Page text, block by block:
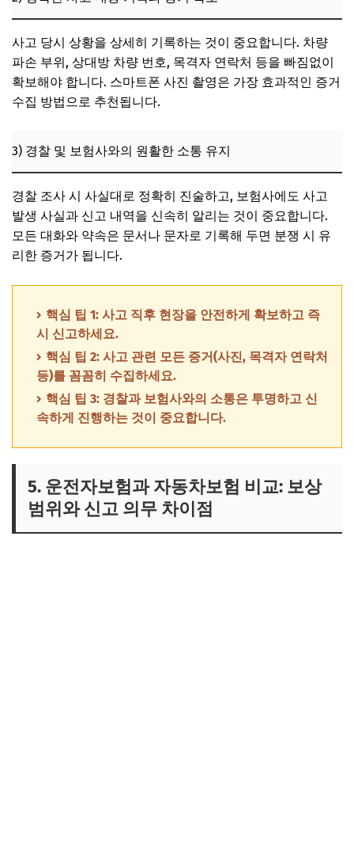
사고 당시 상황을 상세히 기록하는 것이 중요합니다. 차량
파손 부위, 상대방 차량 번호, 목격자 연락처 등을 빠짐없이
확보해야 합니다. 스마트폰 사진 촬영은 가장 효과적인 증거
수집 방법으로 추천됩니다.
3) 경찰 및 보험사와의 원활한 소통 유지
경찰 조사 시 사실대로 정확히 진술하고, 보험사에도 사고
발생 사실과 신고 내역을 신속히 알리는 것이 중요합니다.
모든 대화와 약속은 문서나 문자로 기록해 두면 분쟁 시 유
리한 증거가 됩니다.
핵심 팁 1: 사고 직후 현장을 안전하게 확보하고 즉
시 신고하세요.
핵심 팁 2: 사고 관련 모든 증거(사진, 목격자 연락처
등)를 꼼꼼히 수집하세요.
핵심 팁 3: 경찰과 보험사와의 소통은 투명하고 신
속하게 진행하는 것이 중요합니다.
5. 운전자보험과 자동차보험 비교: 보상
범위와 신고 의무 차이점